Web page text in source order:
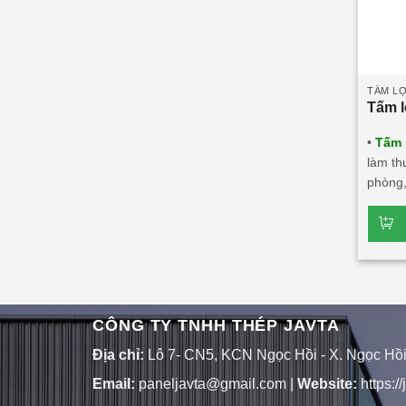
TẤM
Tấm
•Tấm
làm
Tấm
tác
CÔNG TY TNHH THÉP JAVTA
Địa chỉ: Lô 7- CN5, KCN Ngọc Hồi - X. Ngọc
Email: paneljavta@gmail.com Website: